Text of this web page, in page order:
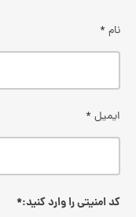
نام*
ایمیل*
کد امنیتی را وارد کنید:*